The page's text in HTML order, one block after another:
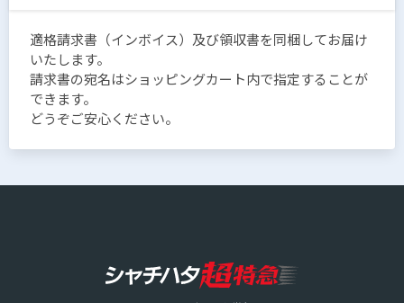
適格請求書（インボイス）及び領収書を同梱してお届け
いたします。
請求書の宛名はショッピングカート内で指定することが
できます。
どうぞご安心ください。